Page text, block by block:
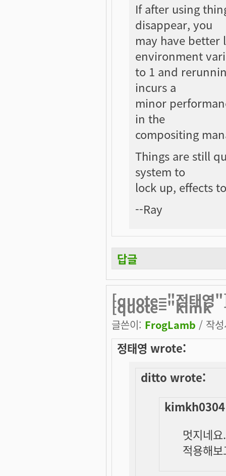
If after using
disappear, you
may have better
environment
to 1 and
incurs a
minor
in the
compositing
Things are still
system to
lock up, effects
--Ray
답글
[quote="정태
[quote="kimk
글쓴이: FrogLamb / 작
정태영 wrote:
ditto wrote:
멋지네
적용해